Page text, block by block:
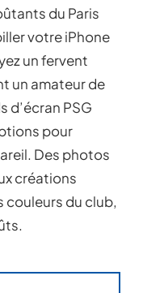
du Paris
votre iPhone
un fervent
un amateur de
d’écran PSG
pour
Des photos
créations
couleurs du club,